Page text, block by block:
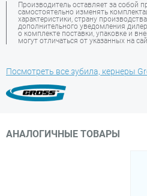
Производитель оставляет за собой
самостоятельно изменять
характеристики, страну
дополнительного уведомления
о комплекте поставки, упаковке и
могут отличаться от указанных на
Посмотреть все зубила, кернеры
АНАЛОГИЧНЫЕ ТОВАРЫ